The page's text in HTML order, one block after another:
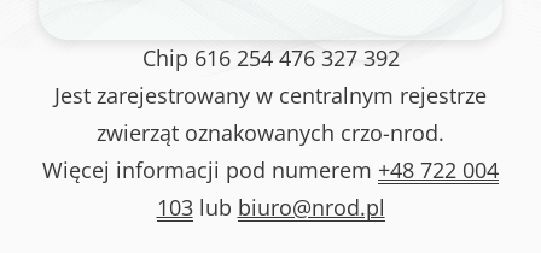
Chip 616 254 476 327 392
Jest zarejestrowany w centralnym rejestrze
zwierząt oznakowanych crzo-nrod.
Więcej informacji pod numerem +48 722 004
103lub biuro@nrod.pl